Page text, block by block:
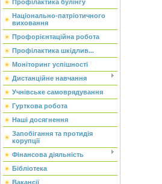
Профілактика булінгу
Національно-патріотичного
виховання
Профорієнтаційна робота
Профілактика шкідлив...
Моніторинг успішності
Дистанційне навчання
Учнівське самоврядування
Гурткова робота
Наші досягнення
Запобігання та протидія
корупції
Фінансова діяльність
Бібліотека
Вакансії